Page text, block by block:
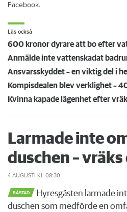
Facebook.
Läs också
600 kronor dyrare att bo efter
Ansvarsskyddet – en viktig del i
Larmade inte
duschen –
4 AUGUSTI KL 08:30
BÅSTAD
Hyresgästen larmade
duschen som medförde en